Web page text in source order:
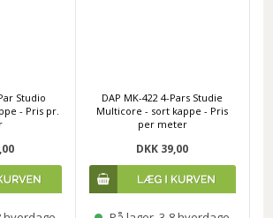
Studio
- Pris pr.
DAP MK-422 4-Pars Studie
Multicore - sort kappe - Pris
per meter
DKK 39,00